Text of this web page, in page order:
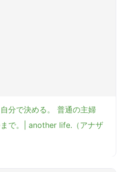
分で決める。 普通の主婦
で。| another life.（アナザ